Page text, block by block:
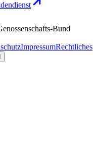
Bund
ImpressumRechtliches